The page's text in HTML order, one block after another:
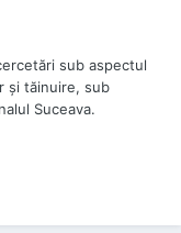
sub aspectul
şi tăinuire, sub
Suceava.